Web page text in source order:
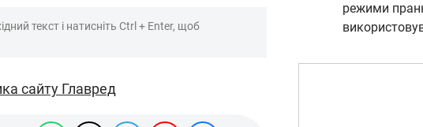
текст і натисніть Ctrl + Enter, щоб
сайту Главред
режими